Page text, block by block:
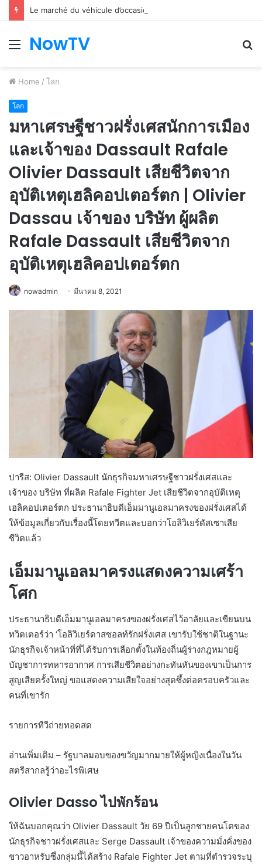
Le marché du véhicule d’occasion en plein essor
Menu
NowTV
Home / โลก
โลก
มหาเศรษฐีชาวฝรั่งเศสนักการเมือง
และเจ้าของ Dassault Rafale
Olivier Dassault เสียชีวิตจาก
อุบัติเหตุเฮลิคอปเตอร์ตก | Olivier
Dassau เจ้าของ บริษัท ผู้ผลิต
Rafale Dassault เสียชีวิตจาก
อุบัติเหตุเฮลิคอปเตอร์ตก
nowadmin มีนาคม 8, 2021
ปารีส: Olivier Dassault นักธุรกิจมหาเศรษฐีชาวฝรั่งเศสและ
เจ้าของ บริษัท ที่ผลิต Rafale Fighter Jet เสียชีวิตจากอุบัติเหตุ
เฮลิคอปเตอร์ตก ประธานาธิบดีเอ็มมานูเอลมาครงของฝรั่งเศสได้
ให้ข้อมูลเกี่ยวกับเรื่องนี้โดยทวีตและบอกว่าโอลิวิเยร์ดัสเซาเสีย
ชีวิตแล้ว
เอ็มมานูเอลมาครงแสดงความเศร้า
โศก
ประธานาธิบดีเอ็มมานูเอลมาครงของฝรั่งเศสไว้อาลัยและเขียนบน
ทวิตเตอร์ว่า ‘โอลิวิเยร์ดาสซอลท์รักฝรั่งเศส เขารับใช้ชาติในฐานะ
นักธุรกิจเจ้าหน้าที่ที่ได้รับการเลือกตั้งในท้องถิ่นผู้ร่างกฎหมายผู้
บัญชาการทหารอากาศ การเสียชีวิตอย่างกะทันหันของเขาเป็นการ
สูญเสียครั้งใหญ่ ขอแสดงความเสียใจอย่างสุดซึ้งต่อครอบครัวและ
คนที่เขารัก
รายการทีวีถ่ายทอดสด
อ่านเพิ่มเติม – รัฐบาลมอบของขวัญมากมายให้ผู้หญิงเนื่องในวัน
สตรีสากลรู้ว่าอะไรพิเศษ
Olivier Dasso ไปพักร้อน
ให้ฉันบอกคุณว่า Olivier Dassault วัย 69 ปีเป็นลูกชายคนโตของ
นักธุรกิจชาวฝรั่งเศสและ Serge Dassault เจ้าของความมั่งคั่งของ
ชาวอาหรับซึ่งกลุ่มนี้ได้สร้าง Rafale Fighter Jet ตามที่ตำรวจระบุ